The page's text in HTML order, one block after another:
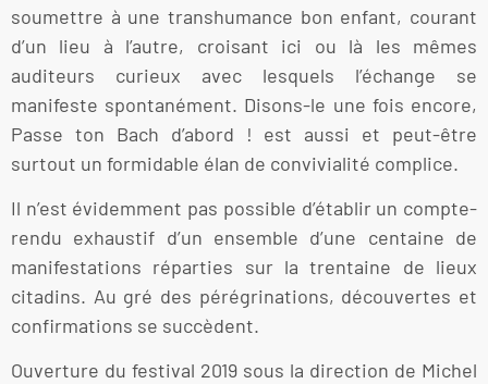
soumettre à une transhumance bon enfant, courant
d’un lieu à l’autre, croisant ici ou là les mêmes
auditeurs curieux avec lesquels l’échange se
manifeste spontanément. Disons-le une fois encore,
Passe ton Bach d’abord ! est aussi et peut-être
surtout un formidable élan de convivialité complice.
Il n’est évidemment pas possible d’établir un compte-
rendu exhaustif d’un ensemble d’une centaine de
manifestations réparties sur la trentaine de lieux
citadins. Au gré des pérégrinations, découvertes et
confirmations se succèdent.
Ouverture du festival 2019 sous la direction de Michel